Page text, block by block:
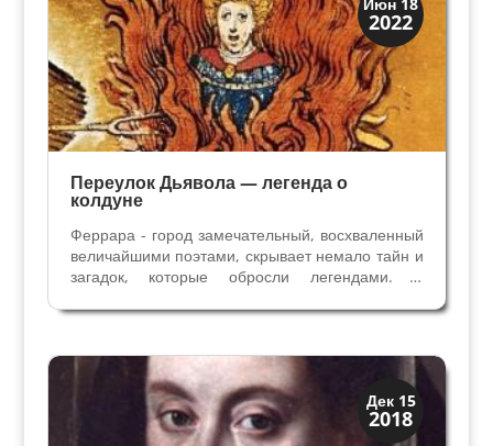
2022
Традиции
Переулок Дьявола — легенда о
колдуне
Феррара - город замечательный, восхваленный
величайшими поэтами, скрывает немало тайн и
загадок, которые обросли легендами. В
связанных с необьяснимыми и загадочными
эксцентричными...
Дек 15
2018
Династии
Папская область